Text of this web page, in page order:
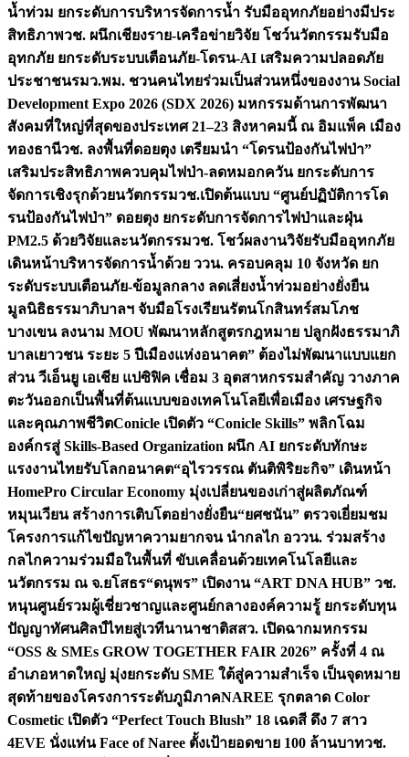
น้ำท่วม ยกระดับการบริหารจัดการน้ำ รับมืออุทกภัยอย่างมีประ
สิทธิภาพวช. ผนึกเชียงราย-เครือข่ายวิจัย โชว์นวัตกรรมรับมือ
อุทกภัย ยกระดับระบบเตือนภัย-โดรน-AI เสริมความปลอดภัย
ประชาชนรมว.พม. ชวนคนไทยร่วมเป็นส่วนหนึ่งของงาน Social
Development Expo 2026 (SDX 2026) มหกรรมด้านการพัฒนา
สังคมที่ใหญ่ที่สุดของประเทศ 21–23 สิงหาคมนี้ ณ อิมแพ็ค เมือง
ทองธานีวช. ลงพื้นที่ดอยตุง เตรียมนำ “โดรนป้องกันไฟป่า”
เสริมประสิทธิภาพควบคุมไฟป่า-ลดหมอกควัน ยกระดับการ
จัดการเชิงรุกด้วยนวัตกรรมวช.เปิดต้นแบบ “ศูนย์ปฏิบัติการโด
รนป้องกันไฟป่า” ดอยตุง ยกระดับการจัดการไฟป่าและฝุ่น
PM2.5 ด้วยวิจัยและนวัตกรรมวช. โชว์ผลงานวิจัยรับมืออุทกภัย
เดินหน้าบริหารจัดการน้ำด้วย ววน. ครอบคลุม 10 จังหวัด ยก
ระดับระบบเตือนภัย-ข้อมูลกลาง ลดเสี่ยงน้ำท่วมอย่างยั่งยืน
มูลนิธิธรรมาภิบาลฯ จับมือโรงเรียนรัตนโกสินทร์สมโภช
บางเขน ลงนาม MOU พัฒนาหลักสูตรกฎหมาย ปลูกฝังธรรมาภิ
บาลเยาวชน ระยะ 5 ปีเมืองแห่งอนาคต” ต้องไม่พัฒนาแบบแยก
ส่วน วีเอ็นยู เอเชีย แปซิฟิค เชื่อม 3 อุตสาหกรรมสำคัญ วางภาค
ตะวันออกเป็นพื้นที่ต้นแบบของเทคโนโลยีเพื่อเมือง เศรษฐกิจ
และคุณภาพชีวิตConicle เปิดตัว “Conicle Skills” พลิกโฉม
องค์กรสู่ Skills-Based Organization ผนึก AI ยกระดับทักษะ
แรงงานไทยรับโลกอนาคต“อุไรวรรณ ตันติพิริยะกิจ” เดินหน้า
HomePro Circular Economy มุ่งเปลี่ยนของเก่าสู่ผลิตภัณฑ์
หมุนเวียน สร้างการเติบโตอย่างยั่งยืน“ยศชนัน” ตรวจเยี่ยมชม
โครงการแก้ไขปัญหาความยากจน นำกลไก อววน. ร่วมสร้าง
กลไกความร่วมมือในพื้นที่ ขับเคลื่อนด้วยเทคโนโลยีและ
นวัตกรรม ณ จ.ยโสธร“ดนุพร” เปิดงาน “ART DNA HUB” วช.
หนุนศูนย์รวมผู้เชี่ยวชาญและศูนย์กลางองค์ความรู้ ยกระดับทุน
ปัญญาทัศนศิลป์ไทยสู่เวทีนานาชาติสสว. เปิดฉากมหกรรม
“OSS & SMEs GROW TOGETHER FAIR 2026” ครั้งที่ 4 ณ
อำเภอหาดใหญ่ มุ่งยกระดับ SME ใต้สู่ความสำเร็จ เป็นจุดหมาย
สุดท้ายของโครงการระดับภูมิภาคNAREE รุกตลาด Color
Cosmetic เปิดตัว “Perfect Touch Blush” 18 เฉดสี ดึง 7 สาว
4EVE นั่งแท่น Face of Naree ตั้งเป้ายอดขาย 100 ล้านบาทวช.